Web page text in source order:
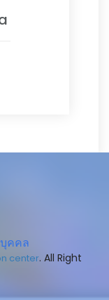
คคล
center. All Right